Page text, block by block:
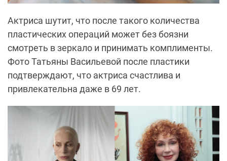
Актриса шутит, что после такого количества
пластических операций может без боязни
смотреть в зеркало и принимать комплименты.
Фото Татьяны Васильевой после пластики
подтверждают, что актриса счастлива и
привлекательна даже в 69 лет.